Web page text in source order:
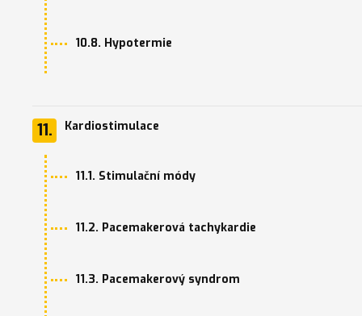
10.8. Hypotermie
11. Kardiostimulace
11.1. Stimulační módy
11.2. Pacemakerová tachykardie
11.3. Pacemakerový syndrom